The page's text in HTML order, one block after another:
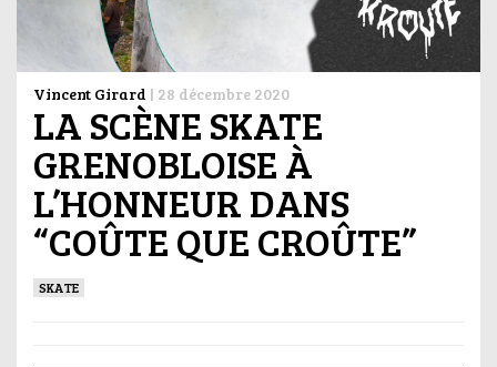
Vincent Girard | 28 décembre 2020
LA SCÈNE SKATE
GRENOBLOISE À
L’HONNEUR DANS
“COÛTE QUE CROÛTE”
SKATE